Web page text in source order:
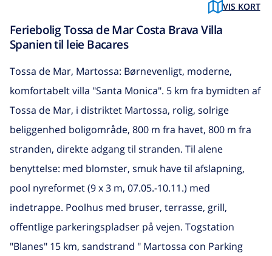
VIS KORT
Feriebolig Tossa de Mar Costa Brava Villa
Spanien til leie Bacares
Tossa de Mar, Martossa: Børnevenligt, moderne,
komfortabelt villa "Santa Monica". 5 km fra bymidten af
Tossa de Mar, i distriktet Martossa, rolig, solrige
beliggenhed boligområde, 800 m fra havet, 800 m fra
stranden, direkte adgang til stranden. Til alene
benyttelse: med blomster, smuk have til afslapning,
pool nyreformet (9 x 3 m, 07.05.-10.11.) med
indetrappe. Poolhus med bruser, terrasse, grill,
offentlige parkeringspladser på vejen. Togstation
"Blanes" 15 km, sandstrand " Martossa con Parking